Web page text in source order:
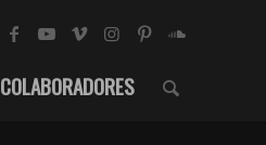
COLABORADORES